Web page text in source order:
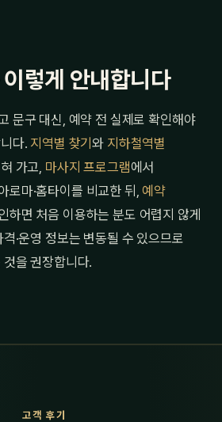
렇게 안내합니다
문구 대신, 예약 전 실제로 확인해야
다. 지역별 찾기와 지하철역별
가고, 마사지 프로그램에서
로마·홈타이를 비교한 뒤,예약
하면 처음 이용하는 분도 어렵지 않게
·운영 정보는 변동될 수 있으므로
을 권장합니다.
고객 후기